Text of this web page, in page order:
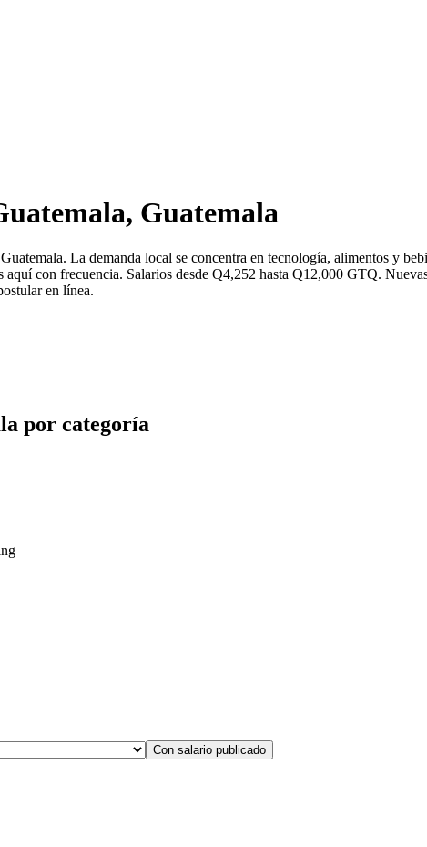
Guatemala
La demanda local se concentra en tecnología, alimentos y
con frecuencia. Salarios desde Q4,252 hasta Q12,000 GTQ.
en línea.
por categoría
Con salario publicado